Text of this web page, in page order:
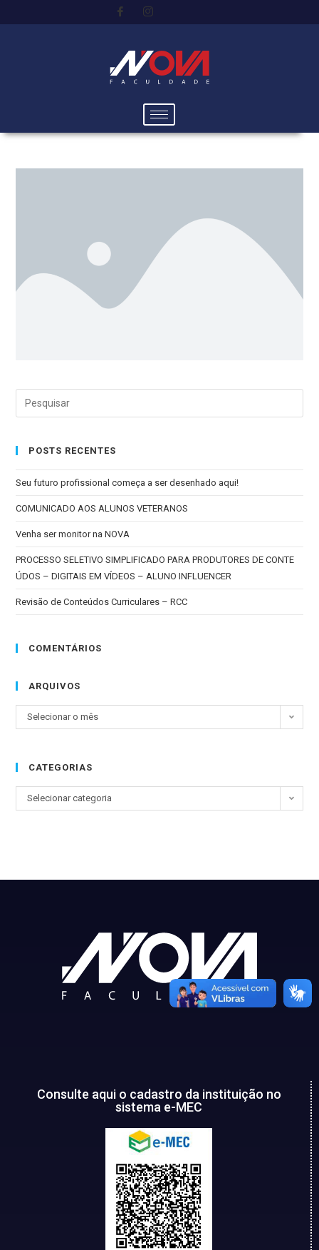
POSTS RECENTES
Seu futuro profissional começa a ser desenhado aqui!
COMUNICADO AOS ALUNOS VETERANOS
Venha ser monitor na NOVA
PROCESSO SELETIVO SIMPLIFICADO PARA PRODUTORES DE CONTE
ÚDOS – DIGITAIS EM VÍDEOS – ALUNO INFLUENCER
Revisão de Conteúdos Curriculares – RCC
COMENTÁRIOS
ARQUIVOS
Selecionar o mês
CATEGORIAS
Selecionar categoria
Consulte aqui o cadastro da instituição no
sistema e-MEC